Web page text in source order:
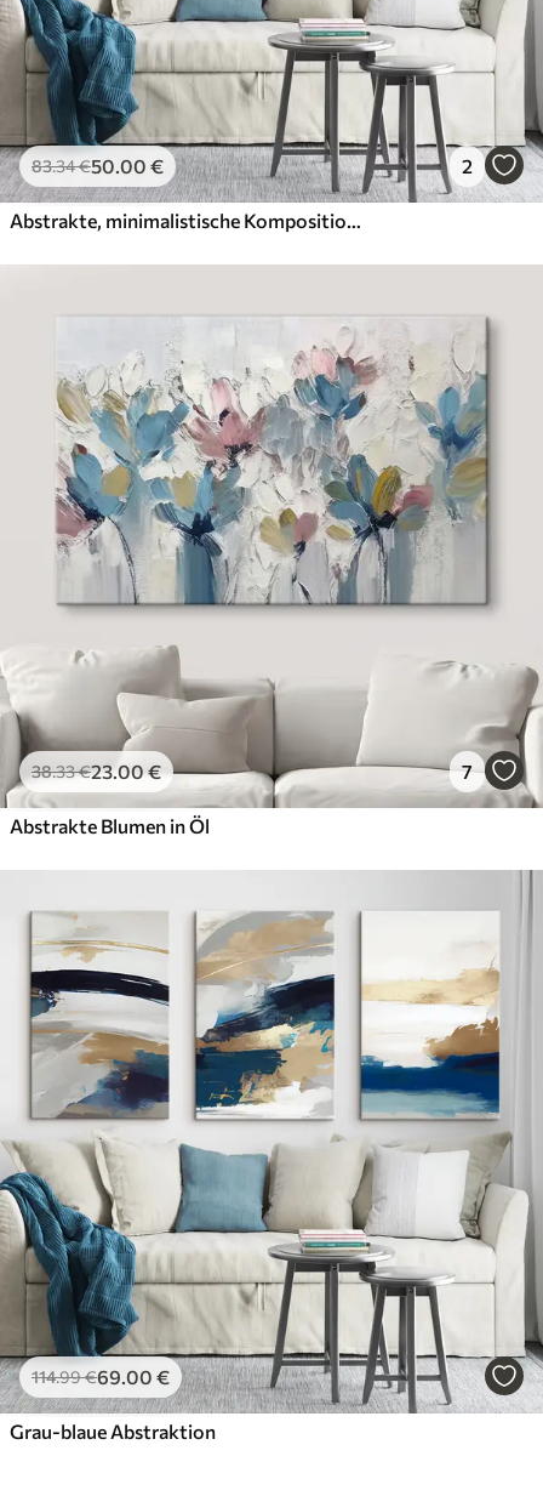
83.34€50.00 € 2
Abstrakte, minimalistische Komposition mit blauen und beigen Formen
38.33€23.00€ 7
Abstrakte Blumen in Öl
114.99€69.00 €
Grau-blaue Abstraktion